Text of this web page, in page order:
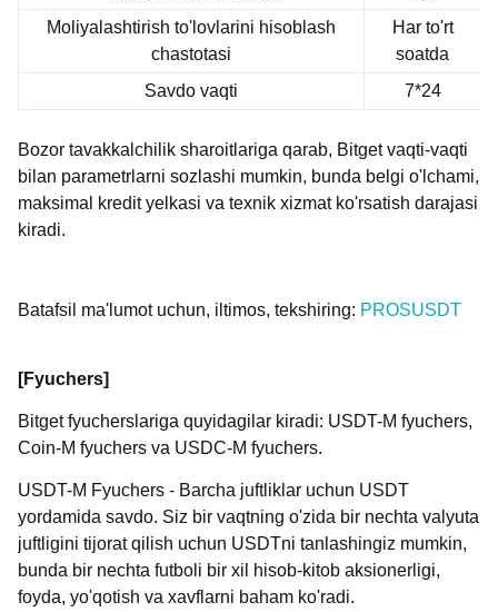
Moliyalashtirish to'lovlarini hisoblash
chastotasi
Har to'rt
soatda
Savdo vaqti
7*24
Bozor tavakkalchilik sharoitlariga qarab, Bitget vaqti-vaqti
bilan parametrlarni sozlashi mumkin, bunda belgi o'lchami,
maksimal kredit yelkasi va texnik xizmat ko'rsatish darajasi
kiradi.
Batafsil ma'lumot uchun, iltimos, tekshiring: PROSUSDT
[Fyuchers]
Bitget fyucherslariga quyidagilar kiradi: USDT-M fyuchers,
Coin-M fyuchers va USDC-M fyuchers.
USDT-M Fyuchers - Barcha juftliklar uchun USDT
yordamida savdo. Siz bir vaqtning o'zida bir nechta valyuta
juftligini tijorat qilish uchun USDTni tanlashingiz mumkin,
bunda bir nechta futboli bir xil hisob-kitob aksionerligi,
foyda, yo'qotish va xavflarni baham ko'radi.